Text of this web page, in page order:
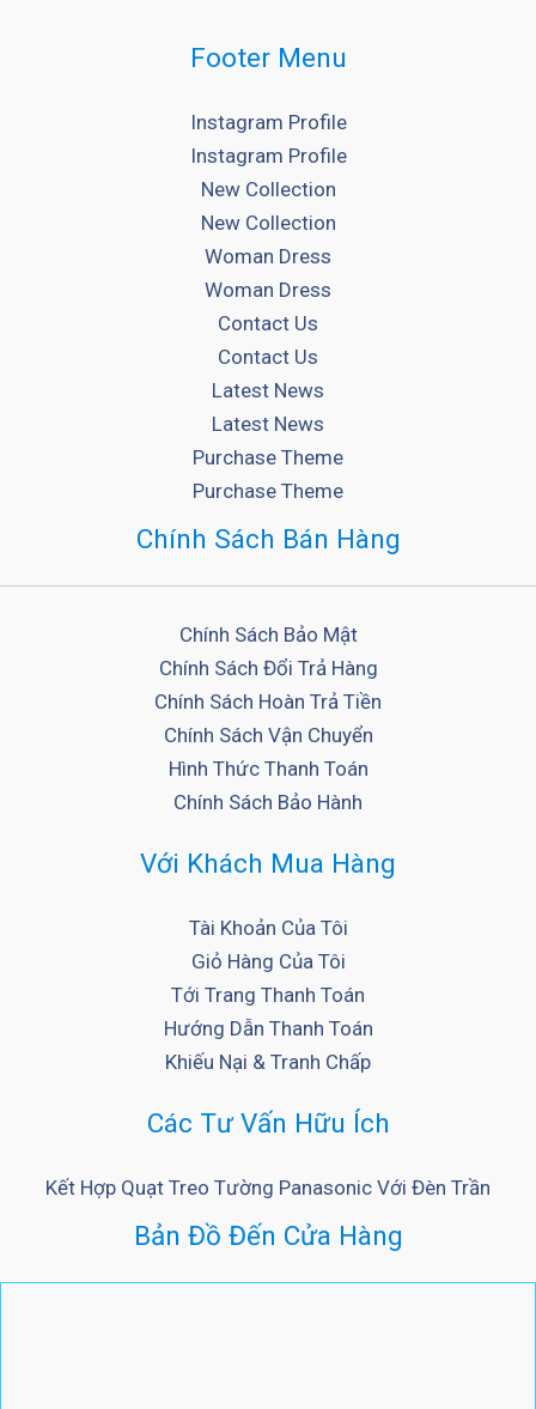
Footer Menu
Instagram Profile
Instagram Profile
New Collection
New Collection
Woman Dress
Woman Dress
Contact Us
Contact Us
Latest News
Latest News
Purchase Theme
Purchase Theme
Chính Sách Bán Hàng
Chính Sách Bảo Mật
Chính Sách Đổi Trả Hàng
Chính Sách Hoàn Trả Tiền
Chính Sách Vận Chuyển
Hình Thức Thanh Toán
Chính Sách Bảo Hành
Với Khách Mua Hàng
Tài Khoản Của Tôi
Giỏ Hàng Của Tôi
Tới Trang Thanh Toán
Hướng Dẫn Thanh Toán
Khiếu Nại & Tranh Chấp
Các Tư Vấn Hữu Ích
Kết Hợp Quạt Treo Tường Panasonic Với Đèn Trần
Bản Đồ Đến Cửa Hàng